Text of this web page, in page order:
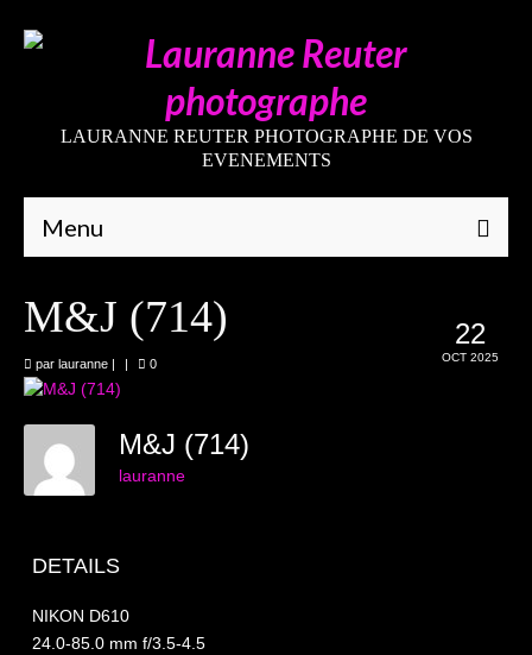
LAURANNE REUTER PHOTOGRAPHE DE VOS
EVENEMENTS
Menu
Mariages
Grossesses
Nouveaux-nés
Enfants
22
OCT 2025
M&J (714)
par lauranne | | 0
M&J (714)
lauranne
DETAILS
NIKON D610
24.0-85.0 mm f/3.5-4.5